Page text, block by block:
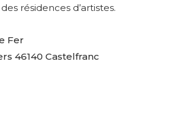
résidences d’artistes.
Fer
46140 Castelfranc